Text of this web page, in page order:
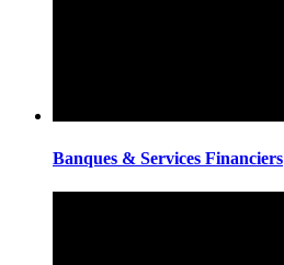
Banques & Services Financiers